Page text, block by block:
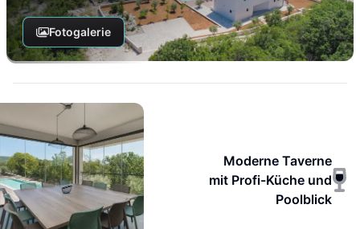
Fotogalerie
Moderne Taverne
mit Profi-Küche und
Poolblick